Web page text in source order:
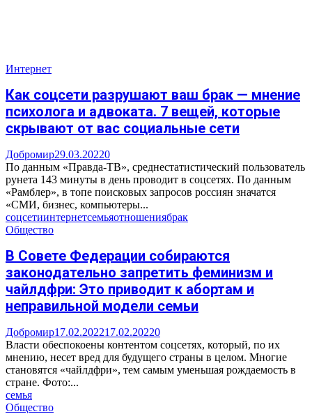
Интернет
Как соцсети разрушают ваш брак — мнение
психолога и адвоката. 7 вещей, которые
скрывают от вас социальные сети
Добромир29.03.20220
По данным «Правда-ТВ», среднестатистический пользователь
рунета 143 минуты в день проводит в соцсетях. По данным
«Рамблер», в топе поисковых запросов россиян значатся
«СМИ, бизнес, компьютеры...
соцсетиинтернетсемьяотношениябрак
Общество
В Совете Федерации собираются
законодательно запретить феминизм и
чайлдфри: Это приводит к абортам и
неправильной модели семьи
Добромир17.02.202217.02.20220
Власти обеспокоены контентом соцсетях, который, по их
мнению, несет вред для будущего страны в целом. Многие
становятся «чайлдфри», тем самым уменьшая рождаемость в
стране. Фото:...
семья
Общество